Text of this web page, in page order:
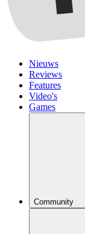
Nieuws
Reviews
Features
Video's
Games
Community